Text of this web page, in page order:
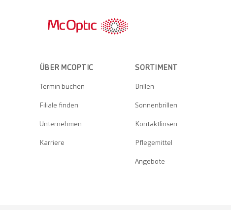
ÜBER MCOPTIC
Termin buchen
Filiale finden
Unternehmen
Karriere
SORTIMENT
Brillen
Sonnenbrillen
Kontaktlinsen
Pflegemittel
Angebote